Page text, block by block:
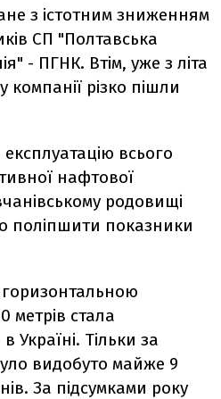
з істотним зниженням
СП "Полтавська
- ПГНК. Втім, уже з літа
різко пішли
всього
нафтової
родовищі
поліпшити показники
метрів стала
Україні. Тільки за
видобуто майже 9
За підсумками року